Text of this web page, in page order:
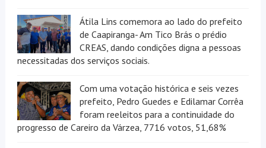
Átila Lins comemora ao lado do prefeito
de Caapiranga- Am Tico Brás o prédio
CREAS, dando condições digna a pessoas
necessitadas dos serviços sociais.
Com uma votação histórica e seis vezes
prefeito, Pedro Guedes e Edilamar Corrêa
foram reeleitos para a continuidade do
progresso de Careiro da Várzea, 7716 votos, 51,68%